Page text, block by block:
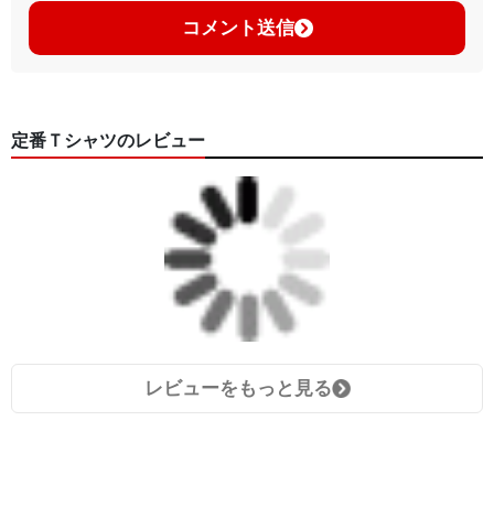
コメント送信
定番Ｔシャツのレビュー
レビューをもっと見る